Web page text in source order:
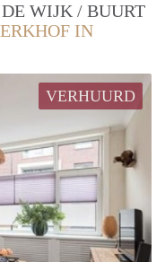
WIJK / BUURT
IN
VERHUURD